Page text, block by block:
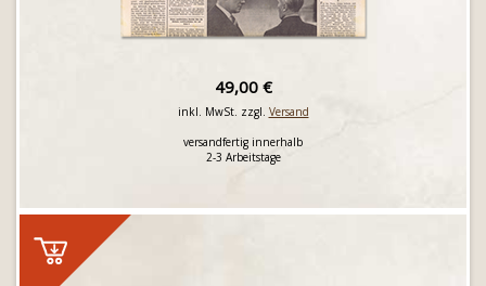
49,00 €
inkl. MwSt. zzgl. Versand
versandfertig innerhalb
2-3 Arbeitstage